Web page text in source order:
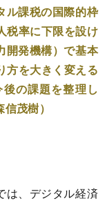
ル課税の国際的枠
税率に下限を設け
開発機構）で基本
方を大きく変える
の課題を整理し
茂樹）
、デジタル経済